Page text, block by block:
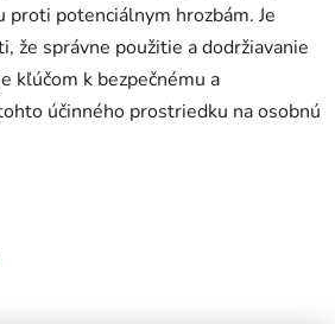
proti potenciálnym hrozbám. Je
že správne použitie a dodržiavanie
kľúčom k bezpečnému a
účinného prostriedku na osobnú